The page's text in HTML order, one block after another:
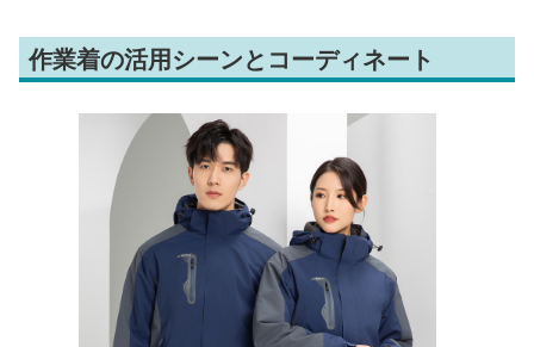
作業着の活用シーンとコーディネート